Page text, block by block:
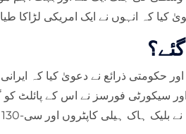
کیا کہ انہوں نے ایک امریکی لڑاکا
اور حکومتی ذرائع نے دعویٰ کیا کہ
اور سیکورٹی فورسز نے اس کے پائلٹ کو